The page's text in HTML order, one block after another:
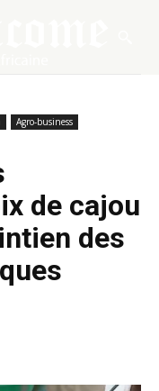
Agro-business
de cajou
des